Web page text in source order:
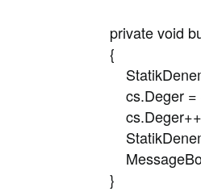
private void
{
StatikDeneme
cs.Deger =
}